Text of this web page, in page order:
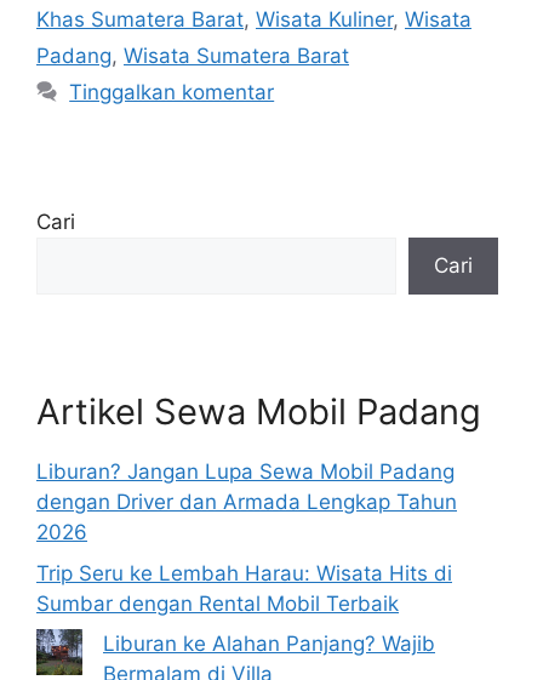
Khas Sumatera Barat, Wisata Kuliner, Wisata
Padang, Wisata Sumatera Barat
Tinggalkan komentar
Cari
Cari
Artikel Sewa Mobil Padang
Liburan? Jangan Lupa Sewa Mobil Padang
dengan Driver dan Armada Lengkap Tahun
2026
Trip Seru ke Lembah Harau: Wisata Hits di
Sumbar dengan Rental Mobil Terbaik
Liburan ke Alahan Panjang? Wajib
Bermalam di Villa